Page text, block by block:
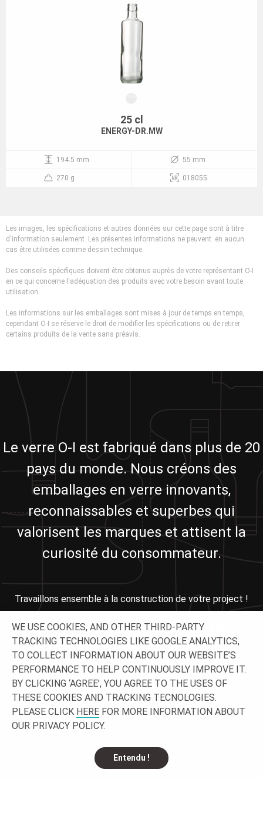
25 cl
ENERGY-DR.MW
194.5 mm 55 mm
270 g 018055
Les images, les spécifications et autres données sur cette page sont à titre
d'information seulement. Les présentes informations ne peuvent en aucun
cas être utilisées comme dessin technique.
Des conseils spécifiques doivent être obtenus auprès de votre représentant O-I
en ce qui concerne l'adéquation des produits avec votre besoin avant toute
utilisation.
Les informations sur les emballages sont mises à jour de temps en temps,
cependant O-I se réserve le droit de modifier les spécifications ou de retirer
certains produits de la vente sans préavis.
Le verre O-I est fabriqué dans plus de 20
pays du monde. Nous créons des
emballages en verre innovants,
reconnaissables et superbes qui
valorisent les marques et attisent la
curiosité du consommateur.
Travaillons ensemble à la construction de votre project !
N'HÉSITEZ PAS À NOUS
CONTACTER !
WE USE COOKIES, AND OTHER THIRD-PARTY
TRACKING TECHNOLOGIES LIKE GOOGLE ANALYTICS,
TO COLLECT INFORMATION ABOUT OUR WEBSITE’S
PERFORMANCE TO HELP CONTINUOUSLY IMPROVE IT.
BY CLICKING ‘AGREE’, YOU AGREE TO THE USES OF
THESE COOKIES AND TRACKING TECNOLOGIES.
PLEASE CLICK HERE FOR MORE INFORMATION ABOUT
OUR PRIVACY POLICY.
Entendu !